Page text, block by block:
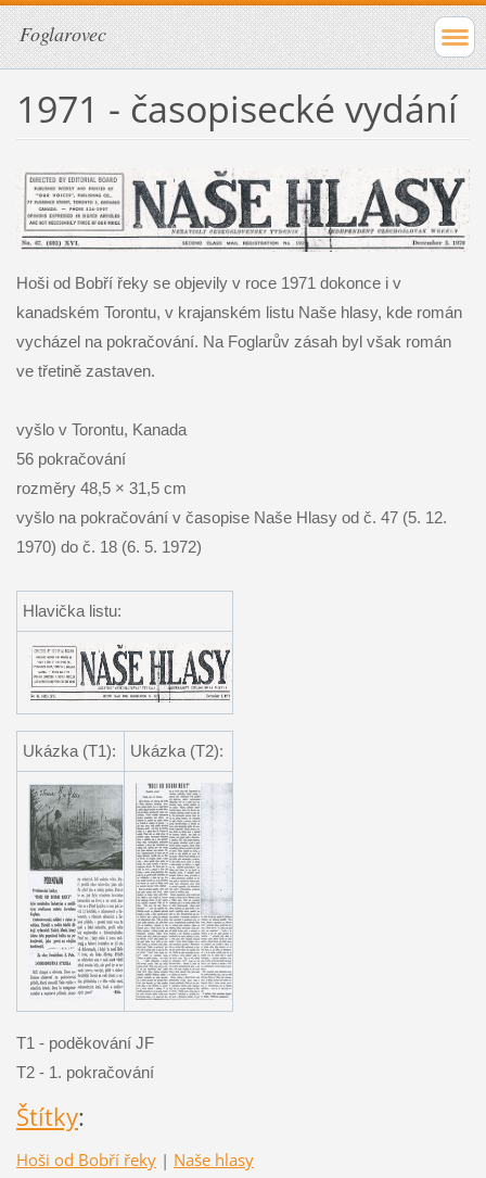
Foglarovec
1971 - časopisecké vydání
Hoši od Bobří řeky se objevily v roce 1971 dokonce i v
kanadském Torontu, v krajanském listu Naše hlasy, kde román
vycházel na pokračování. Na Foglarův zásah byl však román
ve třetině zastaven.
vyšlo v Torontu, Kanada
56 pokračování
rozměry 48,5 × 31,5 cm
vyšlo na pokračování v časopise Naše Hlasy od č. 47 (5. 12.
1970) do č. 18 (6. 5. 1972)
Hlavička listu:
Ukázka (T1): Ukázka (T2):
T1 - poděkování JF
T2 - 1. pokračování
Štítky:
Hoši od Bobří řeky | Naše hlasy